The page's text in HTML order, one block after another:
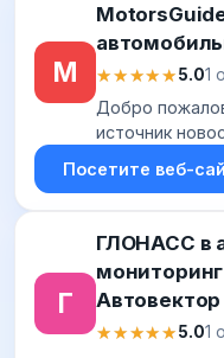
M ★★★★★
★★★★★5.01
Добро
источник
обзоров и
авто,а также
Посетите веб-
Г
ГЛОНАСС в
★★★★★
★★★★★5.01